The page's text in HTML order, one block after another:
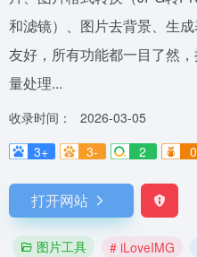
和滤镜）、图片去背景、生
友好，所有功能都一目了然
量处理...
收录时间：
2026-03-05
3+
3- 2 0
打开网站
图片工具 # iLoveIMG